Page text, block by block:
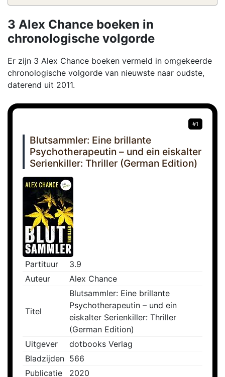
3 Alex Chance boeken in
chronologische volgorde
Er zijn 3 Alex Chance boeken vermeld in omgekeerde
chronologische volgorde van nieuwste naar oudste,
daterend uit 2011.
#1
Blutsammler: Eine brillante
Psychotherapeutin – und ein eiskalter
Serienkiller: Thriller (German Edition)
Partituur
3.9
Auteur
Alex Chance
Titel
Blutsammler: Eine brillante
Psychotherapeutin – und ein
eiskalter Serienkiller: Thriller
(German Edition)
Uitgever
dotbooks Verlag
Bladzijden 566
Publicatie
2020